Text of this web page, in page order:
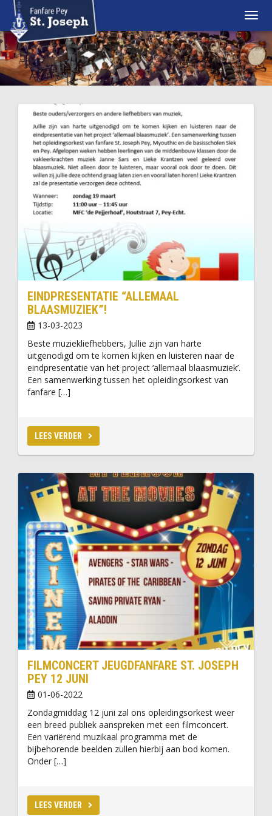
EINDPRESENTATIE “ALLEMAAL
BLAASMUZIEK”!
13-03-2023
Beste muziekliefhebbers, Jullie zijn van harte
uitgenodigd om te komen kijken en luisteren naar de
eindpresentatie van het project ‘allemaal blaasmuziek’.
Een samenwerking tussen het opleidingsorkest van
fanfare […]
LEES VERDER
FILMCONCERT JEUGDFANFARE ST. JOSEPH
PEY 12 JUNI
01-06-2022
Zondagmiddag 12 juni zal ons opleidingsorkest weer
een breed publiek aanspreken met een filmconcert.
Een variërend muzikaal programma met de
bijbehorende beelden zullen hierbij aan bod komen.
Onder […]
LEES VERDER